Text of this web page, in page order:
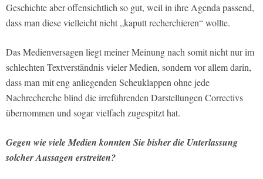
Geschichte aber offensichtlich so gut, weil in ihre Agenda passend,
dass man diese vielleicht nicht „kaputt recherchieren“ wollte.
Das Medienversagen liegt meiner Meinung nach somit nicht nur im
schlechten Textverständnis vieler Medien, sondern vor allem darin,
dass man mit eng anliegenden Scheuklappen ohne jede
Nachrecherche blind die irreführenden Darstellungen Correctivs
übernommen und sogar vielfach zugespitzt hat.
Gegen wie viele Medien konnten Sie bisher die Unterlassung
solcher Aussagen erstreiten?